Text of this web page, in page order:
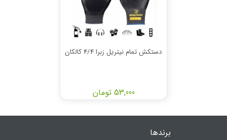
دستکش تمام نیتریل زبرا 4/4 کالکان
53,000 تومان
برندها